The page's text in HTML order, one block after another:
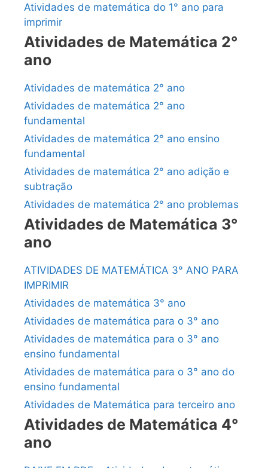
Atividades de matemática do 1° ano para
imprimir
Atividades de Matemática 2°
ano
Atividades de matemática 2° ano
Atividades de matemática 2° ano
fundamental
Atividades de matemática 2° ano ensino
fundamental
Atividades de matemática 2° ano adição e
subtração
Atividades de matemática 2° ano problemas
Atividades de Matemática 3°
ano
ATIVIDADES DE MATEMÁTICA 3° ANO PARA
IMPRIMIR
Atividades de matemática 3° ano
Atividades de matemática para o 3° ano
Atividades de matemática para o 3° ano
ensino fundamental
Atividades de matemática para o 3° ano do
ensino fundamental
Atividades de Matemática para terceiro ano
Atividades de Matemática 4°
ano